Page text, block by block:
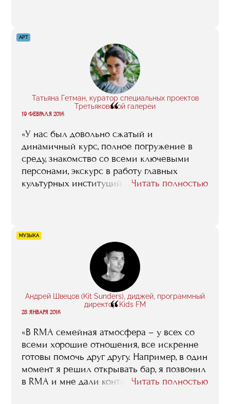
профессионалами спортивной индустрии,
какие только у нас в стране есть. Эту
возможность общения, установления
контактов, деловых связей с этими людьми,
с клубами, с федерациями, с компаниями,
где они работают, я всех потенциальных
абитуриентов призываю высоко ценить, и
АРТ
Татьяна Гетман, куратор специальных проектов
Третьяковской галереи
“
19 ФЕВРАЛЯ 2016
«У нас был довольно сжатый и
динамичный курс, полное погружение в
среду, знакомство со всеми ключевыми
персонами, экскурс в работу главных
культурных институций. После окончания
бояться быть услышанной в нашем
консервативном музее, верить в свои идеи.
Полученные знания и знакомства очень
пригодились мне в работе, я стала гораздо
лучше понимать многие внутренние
процессы, специфику работы в нашей
среде, очень пригодился опыт музейного
такие гуру, как Марина Девовна Лошак,
Зельфира Исмаиловна Трегулова, Василий
Церетели и другие».
Читать полностью
МУЗЫКА
Андрей Швецов (Kit Sunders), диджей, программный
директор Kids FM
“
28 ЯНВАРЯ 2016
«В RMA семейная атмосфера – у всех со
всеми хорошие отношения, все искренне
готовы помочь друг другу. Например, в один
момент я решил открывать бар, я позвонил
в RMA и мне дали контакт человека,
Читать полностью